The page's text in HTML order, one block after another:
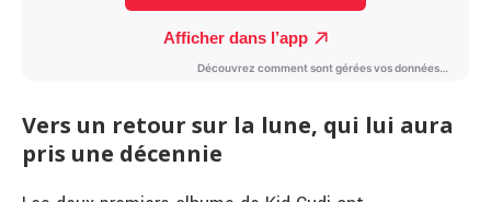
Vers un retour sur la lune, qui lui aura
pris une décennie